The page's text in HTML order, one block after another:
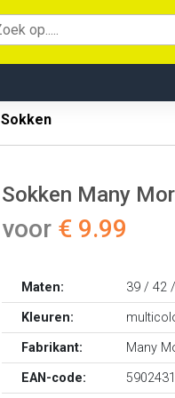
Sokken
Sokken Many
voor € 9.99
Maten:
39 / 42
Kleuren:
Fabrikant:
Many
EAN-code: